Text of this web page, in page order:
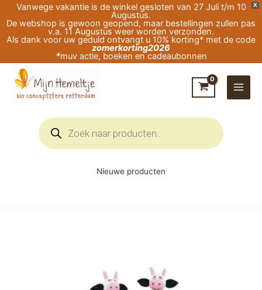
X
Vanwege vakantie is de winkel gesloten van 27 Juli t/m 10
Augustus.
De webshop is gewoon geopend, maar bestellingen zullen pas
v.a. 11 Augustus weer worden verzonden.
Als dank voor uw geduld ontvangt u 10% korting* met de code
zomerkorting2026
*muv actie, boeken en cadeaubonnen
naar
de
Producten
zoeken
Nieuwe producten